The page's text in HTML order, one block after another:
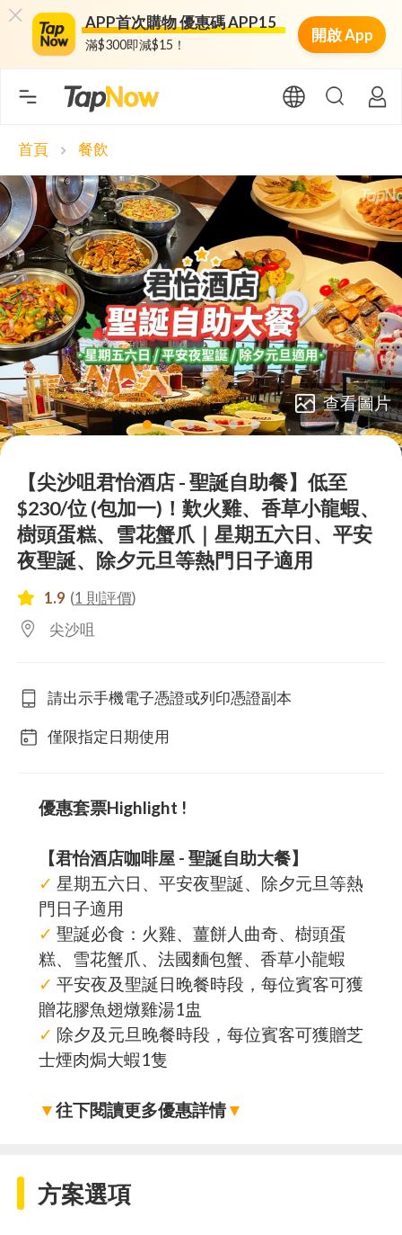
APP首次購物 優惠碼 APP15
滿$300即減$15！
開啟 App
首頁 chevron_right 餐飲
lens lens lens lens lens lens
查看圖片
【尖沙咀君怡酒店 - 聖誕自助餐】低至
$230/位 (包加一)！歎火雞、香草小龍蝦、
樹頭蛋糕、雪花蟹爪｜星期五六日、平安
夜聖誕、除夕元旦等熱門日子適用
1.9 (1 則評價)
尖沙咀
請出示手機電子憑證或列印憑證副本
僅限指定日期使用
優惠套票Highlight !
【君怡酒店咖啡屋 - 聖誕自助大餐】
✓ 星期五六日、平安夜聖誕、除夕元旦等熱
門日子適用
✓ 聖誕必食：火雞、薑餅人曲奇、樹頭蛋
糕、雪花蟹爪、法國麵包蟹、香草小龍蝦
✓ 平安夜及聖誕日晚餐時段，每位賓客可獲
贈花膠魚翅燉雞湯1盅
✓ 除夕及元旦晚餐時段，每位賓客可獲贈芝
士煙肉焗大蝦1隻
▼往下閱讀更多優惠詳情▼
方案選項